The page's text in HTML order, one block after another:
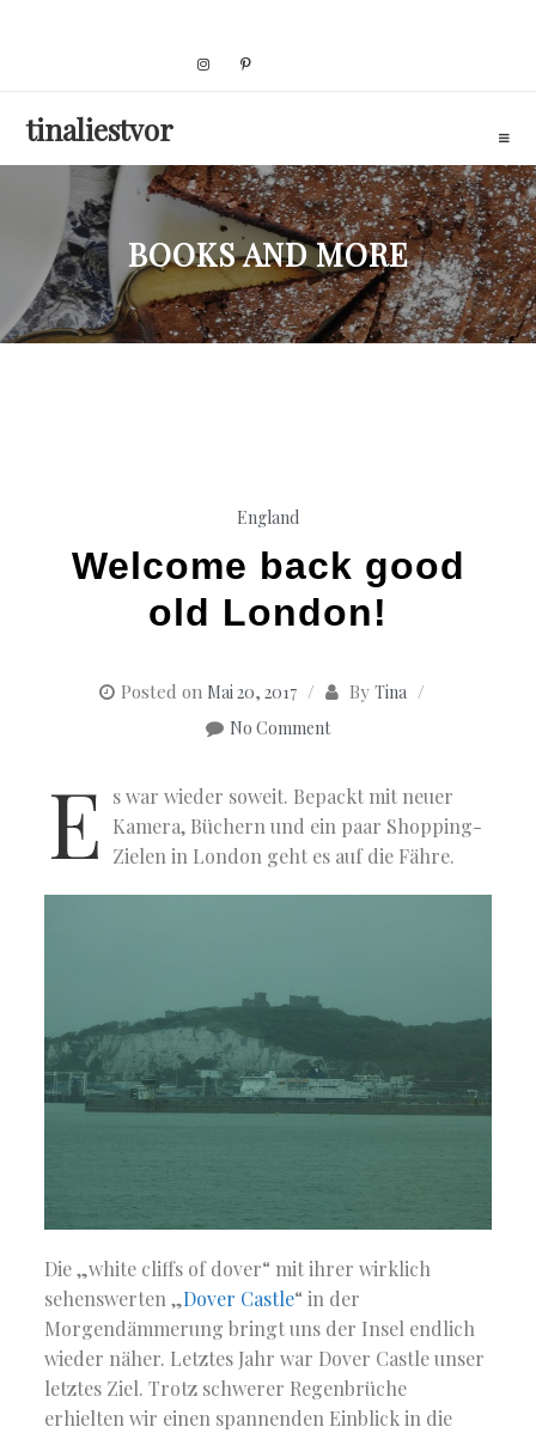
tinaliestvor
BOOKS AND MORE
England
Welcome back good
old London!
Posted on Mai 20, 2017 By Tina
No Comment
E
s war wieder soweit. Bepackt mit neuer
Kamera, Büchern und ein paar Shopping-
Zielen in London geht es auf die Fähre.
Die „white cliffs of dover“ mit ihrer wirklich
sehenswerten „Dover Castle“ in der
Morgendämmerung bringt uns der Insel endlich
wieder näher. Letztes Jahr war Dover Castle unser
letztes Ziel. Trotz schwerer Regenbrüche
erhielten wir einen spannenden Einblick in die